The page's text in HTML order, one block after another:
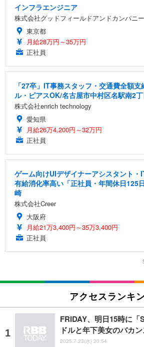
インフラエンジニア
株式会社グッドフィールドアンドカンパニー
東京都
月給28万円～35万円
正社員
「27卒」IT事務スタッフ・交通費全額
ル・ピアスOK/名古屋市中村区名駅南2丁
株式会社enrich technology
愛知県
月給26万4,200円～32万円
正社員
ゲーム向けUIデザイナーアシスタント・
有給消化率高い「正社員・年間休日125
崎
株式会社Creer
大阪府
月給21万3,400円～35万3,400円
正社員
アクセスランキ
FRIDAY、明日15時に「
ドルと年下美女のバカ
2025.7.23(水) 20:54